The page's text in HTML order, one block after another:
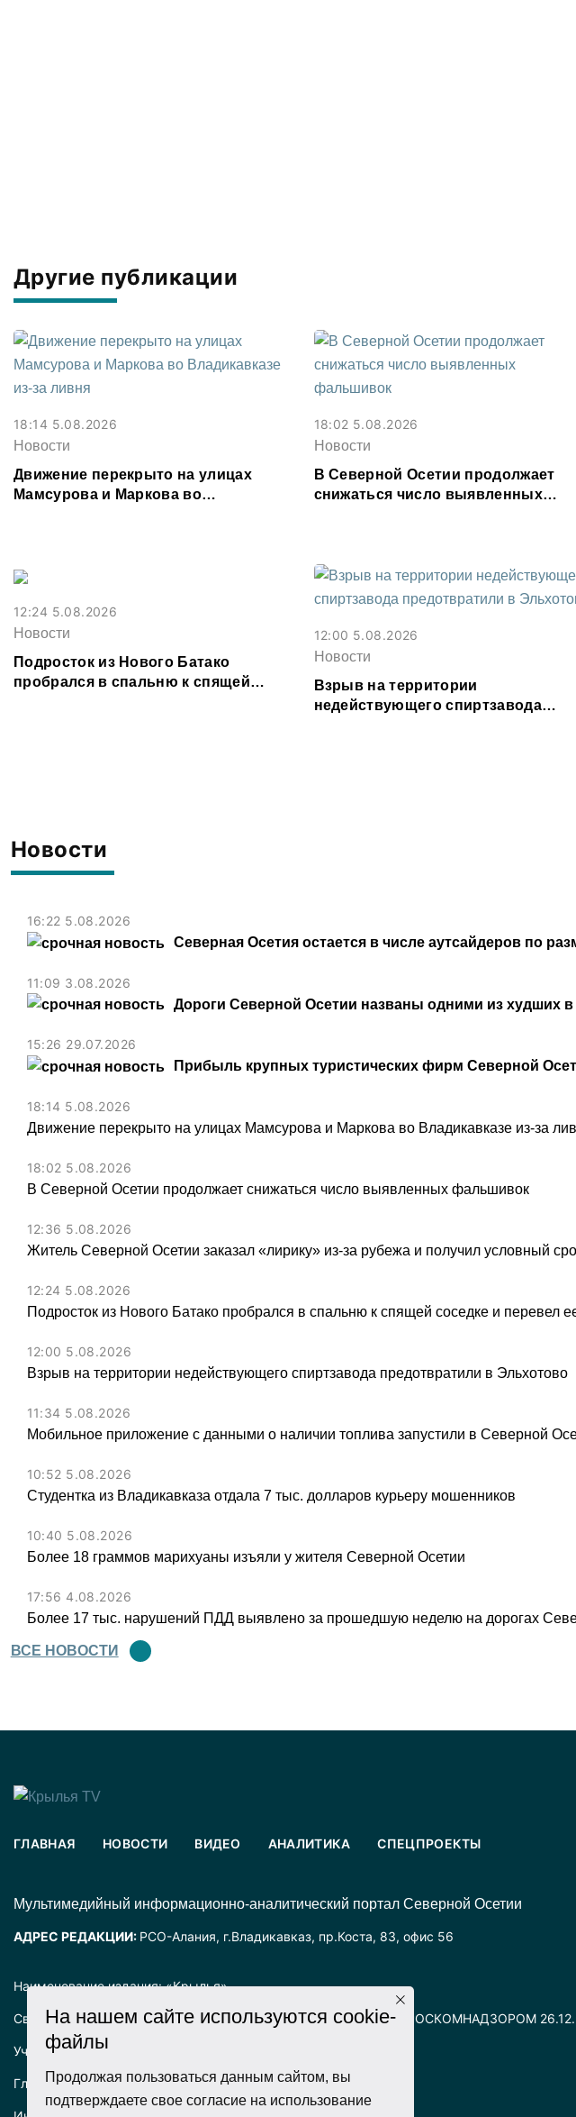
Новости
16:22 5.08.2026
Северная Осетия остается в числе аутсайдеров по
11:09 3.08.2026
Дороги Северной Осетии названы одними из худших
15:26 29.07.2026
Прибыль крупных туристических фирм Северной
18:14 5.08.2026
Движение перекрыто на улицах Мамсурова и Маркова во Владикавказе из-за
18:02 5.08.2026
В Северной Осетии продолжает снижаться число выявленных фальшивок
12:36 5.08.2026
Житель Северной Осетии заказал «лирику» из-за рубежа и получил условный
12:24 5.08.2026
Подросток из Нового Батако пробрался в спальню к спящей соседке и перевел
12:00 5.08.2026
Взрыв на территории недействующего спиртзавода предотвратили в Эльхотово
11:34 5.08.2026
Мобильное приложение с данными о наличии топлива запустили в Северной
10:52 5.08.2026
Студентка из Владикавказа отдала 7 тыс. долларов курьеру мошенников
10:40 5.08.2026
Более 18 граммов марихуаны изъяли у жителя Северной Осетии
17:56 4.08.2026
Более 17 тыс. нарушений ПДД выявлено за прошедшую неделю на дорогах
ВСЕ НОВОСТИ
Другие публикации
18:14 5.08.2026
Новости
Движение перекрыто на улицах
Мамсурова и Маркова во
18:02 5.08.2026
Новости
В Северной Осетии продолжает
снижаться число выявленных
12:24 5.08.2026
Новости
Подросток из Нового Батако
пробрался в спальню к спящей
12:00 5.08.2026
Новости
Взрыв на территории
недействующего спиртзавода
Наименование издания: «Крылья».
Свидетельство о регистрации СМИ ЭЛ № ФС77-72025 выдано РОСКОМНАДЗОРОМ
Учредитель: ООО «Крылья».
Главный редактор: Хадарцева Л.Ч.
ГЛАВНАЯ НОВОСТИ ВИДЕО АНАЛИТИКА СПЕЦПРОЕКТЫ
Mультимедийный информационно-аналитический портал Северной Осетии
АДРЕС РЕДАКЦИИ: РСО-Алания, г.Владикавказ, пр.Коста, 83, офис 56
На нашем сайте используются cookie-
файлы
Продолжая пользоваться данным сайтом, вы
подтверждаете свое согласие на использование